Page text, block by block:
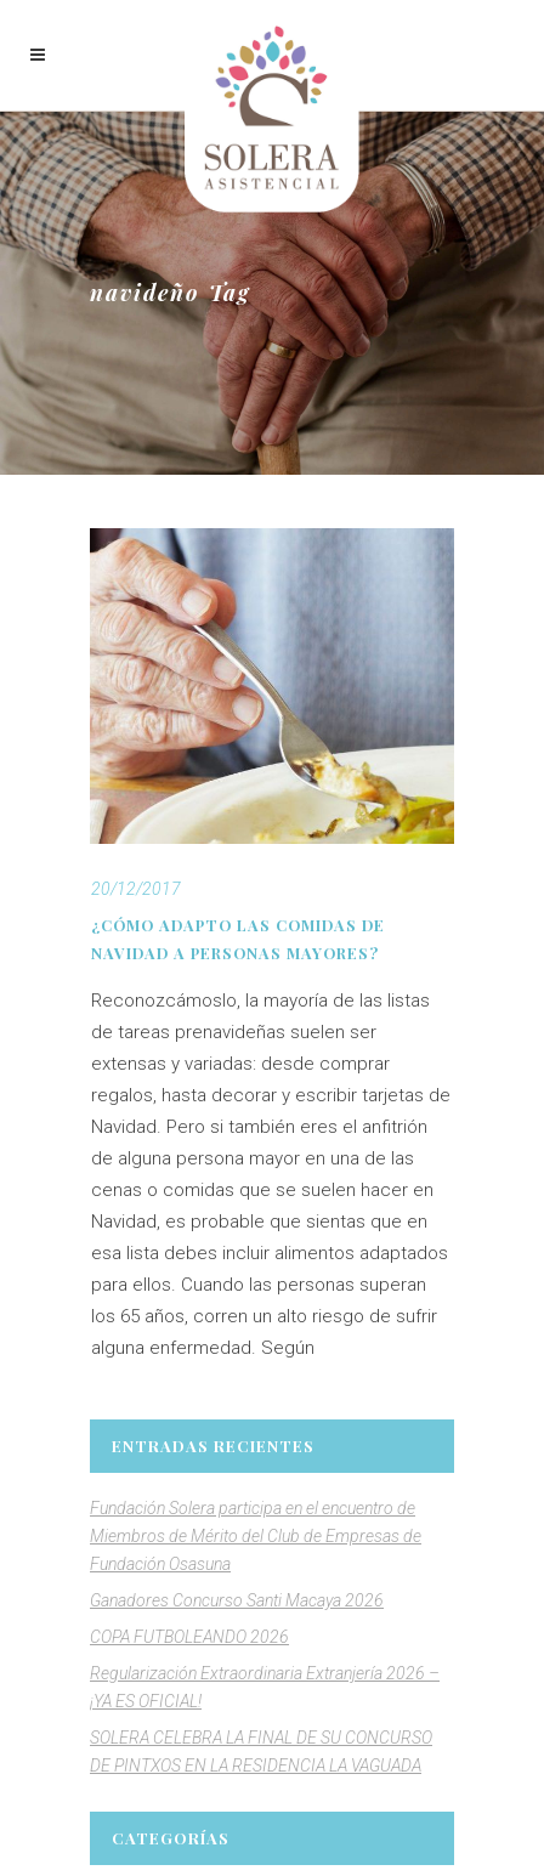
navideño Tag
20/12/2017
¿CÓMO ADAPTO LAS COMIDAS DE
NAVIDAD A PERSONAS MAYORES?
Reconozcámoslo, la mayoría de las listas
de tareas prenavideñas suelen ser
extensas y variadas: desde comprar
regalos, hasta decorar y escribir tarjetas de
Navidad. Pero si también eres el anfitrión
de alguna persona mayor en una de las
cenas o comidas que se suelen hacer en
Navidad, es probable que sientas que en
esa lista debes incluir alimentos adaptados
para ellos. Cuando las personas superan
los 65 años, corren un alto riesgo de sufrir
alguna enfermedad. Según
ENTRADAS RECIENTES
Fundación Solera participa en el encuentro de
Miembros de Mérito del Club de Empresas de
Fundación Osasuna
Ganadores Concurso Santi Macaya 2026
COPA FUTBOLEANDO 2026
Regularización Extraordinaria Extranjería 2026 –
¡YA ES OFICIAL!
SOLERA CELEBRA LA FINAL DE SU CONCURSO
DE PINTXOS EN LA RESIDENCIA LA VAGUADA
CATEGORÍAS